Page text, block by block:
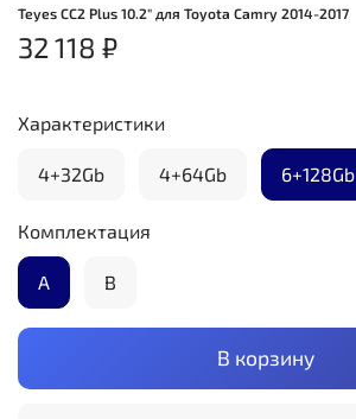
Teyes CC2 Plus 10.2" для Toyota Camry 2014-2017
32 118 ₽
В корзину
Характеристики
4+32Gb 4+64Gb 6+128Gb
Комплектация
А B